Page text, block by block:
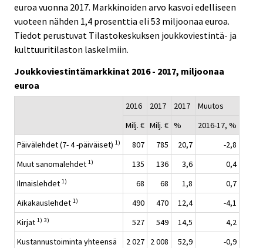
euroa vuonna 2017. Markkinoiden arvo kasvoi edelliseen
vuoteen nähden 1,4 prosenttia eli 53 miljoonaa euroa.
Tiedot perustuvat Tilastokeskuksen joukkoviestintä- ja
kulttuuritilaston laskelmiin.
Joukkoviestintämarkkinat 2016 - 2017, miljoonaa
euroa
2016 2017 2017
Muutos
Milj. € Milj. € %
2016-17, %
Päivälehdet (7- 4 -päiväiset) 1) 807 785 20,7
-2,8
Muut sanomalehdet 1) 135 136 3,6
0,4
Ilmaislehdet 1) 68 68 1,8
0,7
Aikakauslehdet 1) 490 470 12,4
-4,1
Kirjat 1) 3) 527 549 14,5
4,2
Kustannustoiminta yhteensä
2 027 2 008 52,9
-0,9